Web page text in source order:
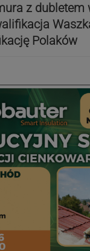
z dubletem
Polaków